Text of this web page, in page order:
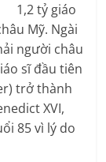
1,2 tỷ giáo
Mỹ. Ngài
người châu
sĩ đầu tiên
trở thành
XVI,
85 vì lý do